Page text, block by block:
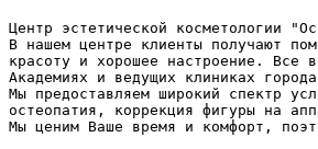
Центр эстетической косметологии
В нашем центре клиенты получают
красоту и хорошее настроение. Все
Академиях и ведущих клиниках
Мы предоставляем широкий спектр
остеопатия, коррекция фигуры на
Мы ценим Ваше время и комфорт,